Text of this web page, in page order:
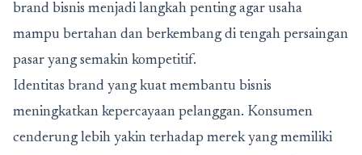
brand bisnis menjadi langkah penting agar usaha
mampu bertahan dan berkembang di tengah persaingan
pasar yang semakin kompetitif.
Identitas brand yang kuat membantu bisnis
meningkatkan kepercayaan pelanggan. Konsumen
cenderung lebih yakin terhadap merek yang memiliki